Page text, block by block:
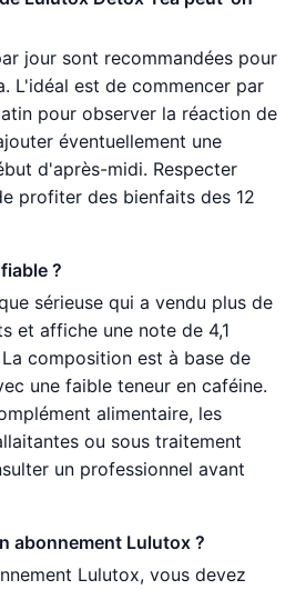
jour sont recommandées pour
L'idéal est de commencer par
pour observer la réaction de
éventuellement une
d'après-midi. Respecter
profiter des bienfaits des 12
?
sérieuse qui a vendu plus de
et affiche une note de 4,1
composition est à base de
une faible teneur en caféine.
alimentaire, les
ou sous traitement
un professionnel avant
abonnement Lulutox ?
Lulutox, vous devez